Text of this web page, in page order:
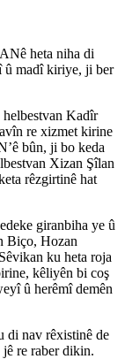
heta niha di
û madî kiriye, ji ber
Kadîr
re xizmet kirine
bûn, ji bo keda
Xizan Şîlan
rêzgirtinê hat
giranbiha ye û
Biço, Hozan
ku heta roja
kêliyên bi coş
û herêmî demên
di nav rêxistinê de
re raber dikin.